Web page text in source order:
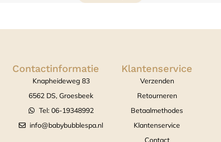
Contactinformatie
Knapheideweg 83
6562 DS, Groesbeek
Tel: 06-19348992
info@babybubblespa.nl
Klantenservice
Verzenden
Retourneren
Betaalmethodes
Klantenservice
Contact